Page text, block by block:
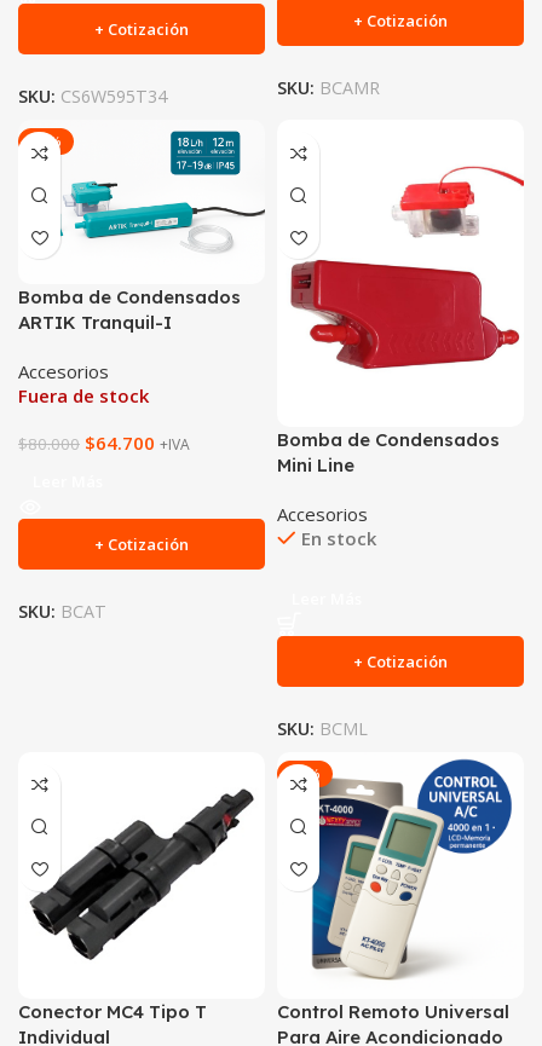
+ Cotización
SKU: CS6W595T34
+ Cotización
SKU: BCAMR
-19%
Bomba de Condensados
ARTIK Tranquil-I
Accesorios
Fuera de stock
$80.000 $64.700 +IVA
+ Cotización
SKU: BCAT
Bomba de Condensados
Mini Line
Accesorios
En stock
+ Cotización
SKU: BCML
Conector MC4 Tipo T
Individual
-21%
Control Remoto Universal
Para Aire Acondicionado